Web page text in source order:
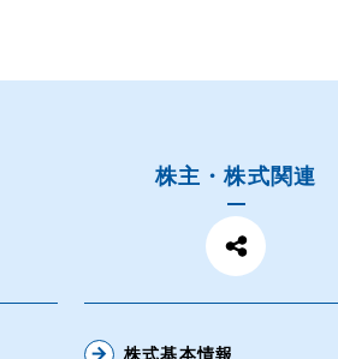
株主・株式関連
arrow_forward 株式基本情報